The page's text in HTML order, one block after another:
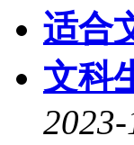
适合
文科